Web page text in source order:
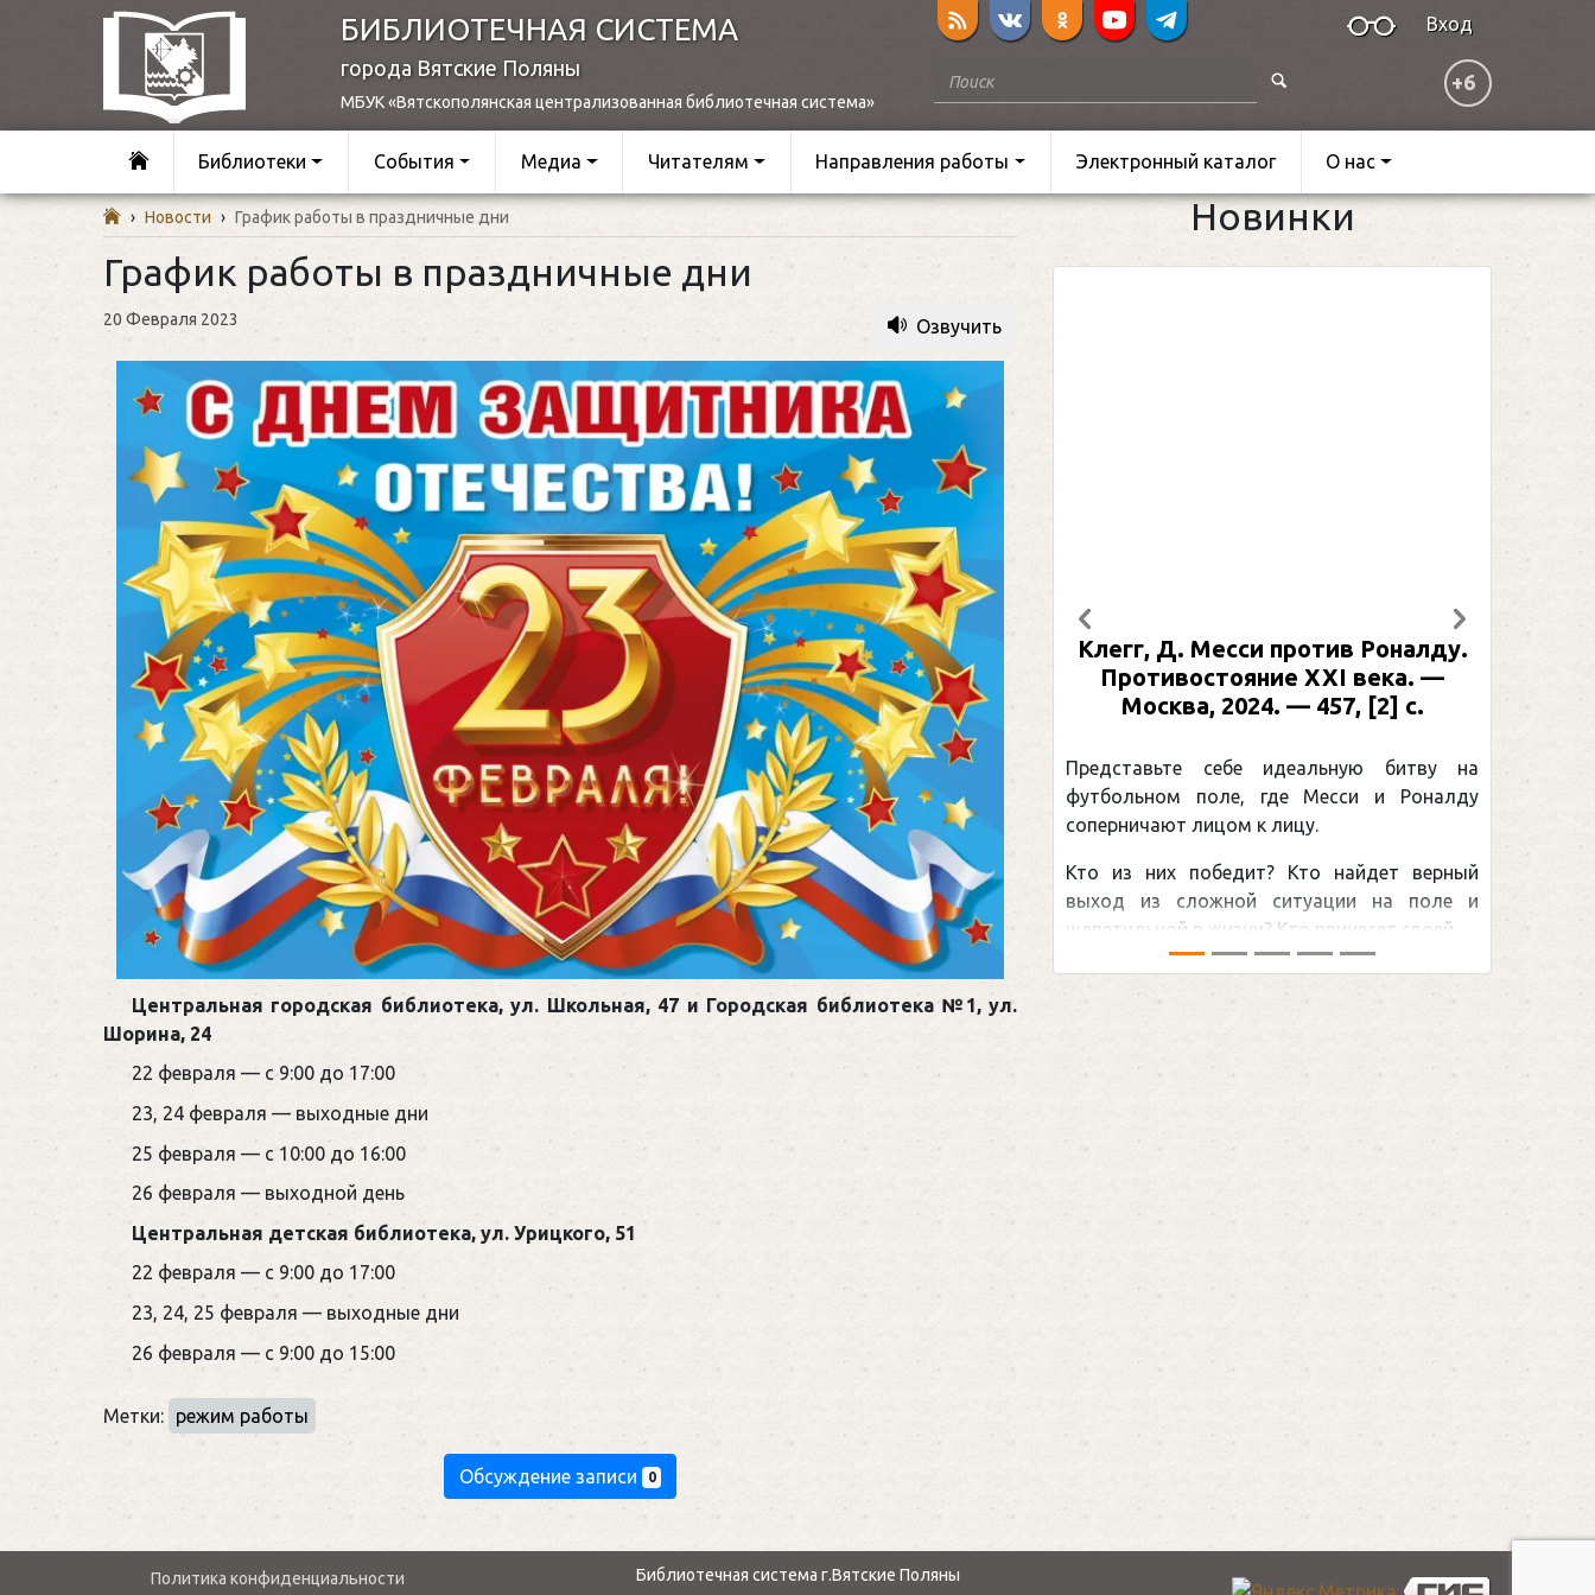
БИБЛИОТЕЧНАЯ СИСТЕМА
города Вятские Поляны
МБУК «Вятскополянская централизованная библиотечная система»
Вход
+6
Библиотеки События Медиа Читателям Направления работы Электронный каталог О нас
› Новости › График работы в праздничные дни
График работы в праздничные дни
20 Февраля 2023 Озвучить
Центральная городская библиотека, ул. Школьная, 47 и Городская библиотека №1, ул.
Шорина, 24
22 февраля — с 9:00 до 17:00
23, 24 февраля — выходные дни
25 февраля — с 10:00 до 16:00
26 февраля — выходной день
Центральная детская библиотека, ул. Урицкого, 51
22 февраля — с 9:00 до 17:00
23, 24, 25 февраля — выходные дни
26 февраля — с 9:00 до 15:00
Метки: режим работы
Обсуждение записи 0
Новинки
Клегг, Д. Месси против Роналду.
Противостояние XXI века. —
Москва, 2024. — 457, [2] с.
Представьте себе идеальную битву на
футбольном поле, где Месси и Роналду
соперничают лицом к лицу.
Кто из них победит? Кто найдет верный
выход из сложной ситуации на поле и
щепетильной в жизни? Кто принесет своей ...
Предыдущий Следующий
Политика конфиденциальности Библиотечная система г.Вятские Поляны